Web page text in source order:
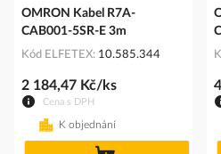
OMRON Kabel R7A-
CAB001-5SR-E 3m
Kód ELFETEX 10.585.344
Cena s DPH
2 184,47 Kč/ks
K objednání